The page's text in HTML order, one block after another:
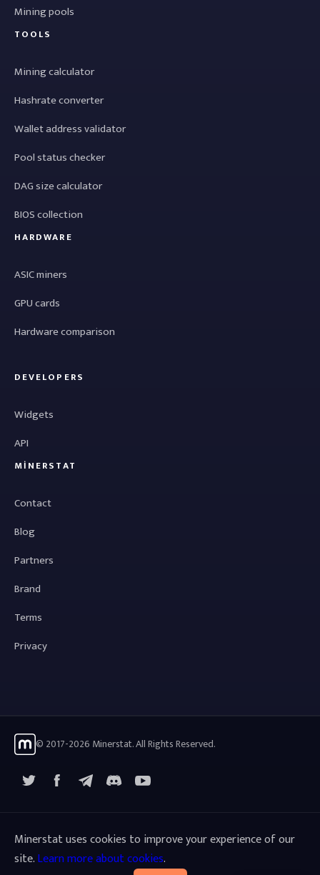
Mining pools
TOOLS
Mining calculator
Hashrate converter
Wallet address validator
Pool status checker
DAG size calculator
BIOS collection
HARDWARE
ASIC miners
GPU cards
Hardware comparison
DEVELOPERS
Widgets
API
MINERSTAT
Contact
Blog
Partners
Brand
Terms
Privacy
© 2017-2026 Minerstat. All Rights Reserved.
FacebookTelegramYouTube
Minerstat uses cookies to improve your experience of our
site.Learn more about cookies.